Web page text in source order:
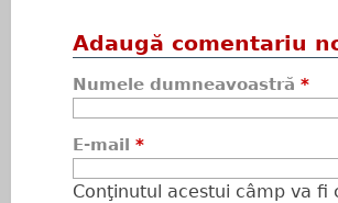
Adaugă comentariu
Numele dumneavoastră *
E-mail *
Conţinutul acestui câmp va